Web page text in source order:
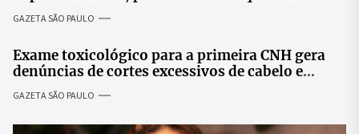
especialistas para discutir saúde mental e
prosperidade.
GAZETA SÃO PAULO
Exame toxicológico para a primeira CNH gera
denúncias de cortes excessivos de cabelo e
revolta entre candidatas
GAZETA SÃO PAULO